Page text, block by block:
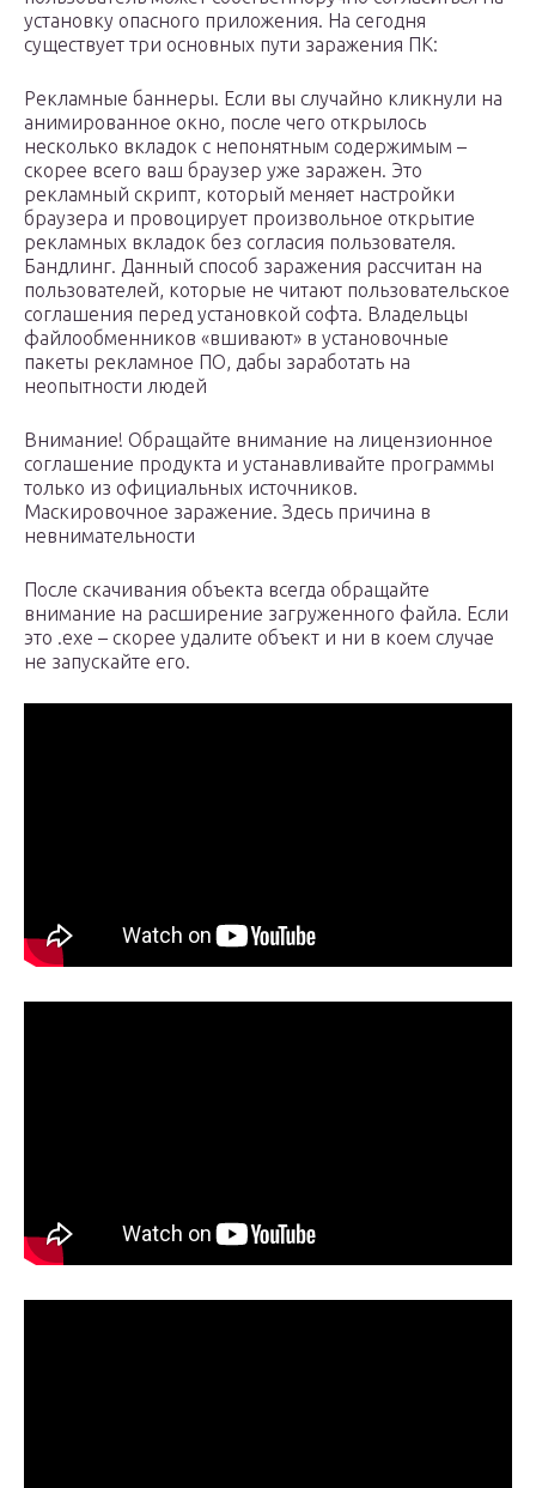
установку опасного приложения. На сегодня
существует три основных пути заражения ПК:
Рекламные баннеры. Если вы случайно кликнули на
анимированное окно, после чего открылось
несколько вкладок с непонятным содержимым –
скорее всего ваш браузер уже заражен. Это
рекламный скрипт, который меняет настройки
браузера и провоцирует произвольное открытие
рекламных вкладок без согласия пользователя.
Бандлинг. Данный способ заражения рассчитан на
пользователей, которые не читают пользовательское
соглашения перед установкой софта. Владельцы
файлообменников «вшивают» в установочные
пакеты рекламное ПО, дабы заработать на
неопытности людей
Внимание! Обращайте внимание на лицензионное
соглашение продукта и устанавливайте программы
только из официальных источников.
Маскировочное заражение. Здесь причина в
невнимательности
После скачивания объекта всегда обращайте
внимание на расширение загруженного файла. Если
это .exe – скорее удалите объект и ни в коем случае
не запускайте его.